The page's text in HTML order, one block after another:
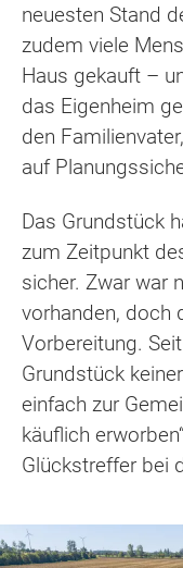
neuesten Stand
zudem viele
Haus gekauft –
das Eigenheim
den
auf
Das Grundstück
zum Zeitpunkt
sicher. Zwar war
vorhanden, doch
Vorbereitung.
Grundstück
einfach zur
käuflich
Glückstreffer bei